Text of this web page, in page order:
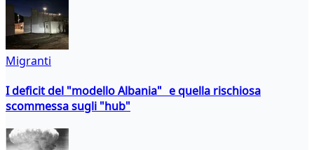
Migranti
I deficit del "modello Albania" e quella rischiosa
scommessa sugli "hub"